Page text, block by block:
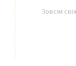
Зовсім